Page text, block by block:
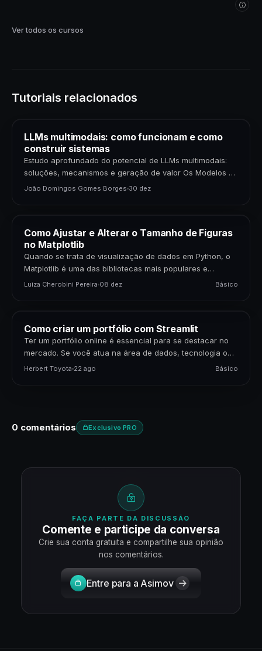
Ver todos os cursos
Tutoriais relacionados
LLMs multimodais: como funcionam e como
construir sistemas
Estudo aprofundado do potencial de LLMs multimodais:
soluções, mecanismos e geração de valor Os Modelos de
Linguagem de Grande Porte (LLMs) multimodais
João Domingos Gomes Borges 30 dez
Como Ajustar e Alterar o Tamanho de Figuras
no Matplotlib
Quando se trata de visualização de dados em Python, o
Matplotlib é uma das bibliotecas mais populares e
poderosas disponíveis. Para cientistas de dados,…
Luiza Cherobini Pereira 08 dez Básico
Como criar um portfólio com Streamlit
Ter um portfólio online é essencial para se destacar no
mercado. Se você atua na área de dados, tecnologia ou
negócios, apresentar seus projetos…
Herbert Toyota 22 ago Básico
0 comentários Exclusivo PRO
FAÇA PARTE DA DISCUSSÃO
Comente e participe da conversa
Crie sua conta gratuita e compartilhe sua opinião
nos comentários.
Entre para a Asimov